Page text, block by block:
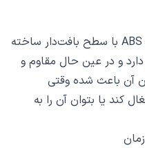
بدنه‌ی DS26 از ترکیبی از پلاستیک ABS با سطح بافت‌دار ساخته
و در عین حال مقاوم و
آن باعث شده وقتی
کند یا بتوان آن را به